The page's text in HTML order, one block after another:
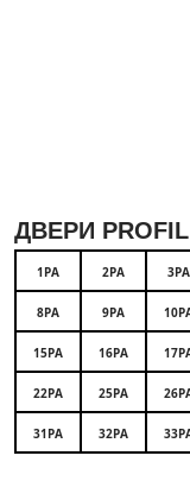
ДВЕРИ
1PA 2PA 3PA
8PA 9PA
15PA 16PA
22PA 25PA
31PA 32PA